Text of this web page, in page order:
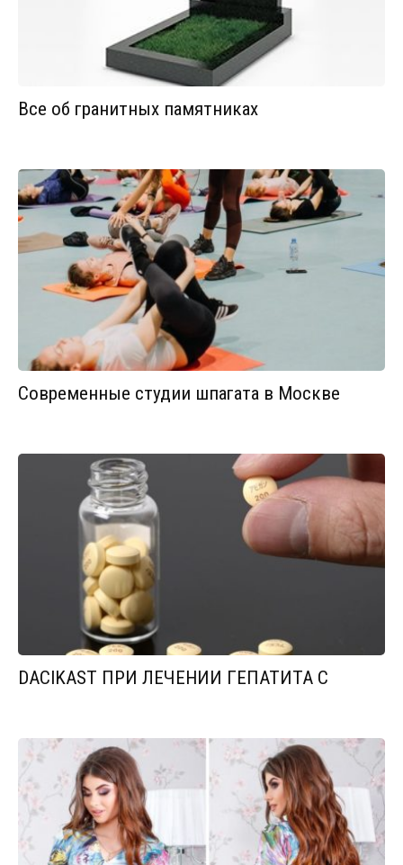
Все об гранитных памятниках
Современные студии шпагата в Москве
DACIKAST ПРИ ЛЕЧЕНИИ ГЕПАТИТА С